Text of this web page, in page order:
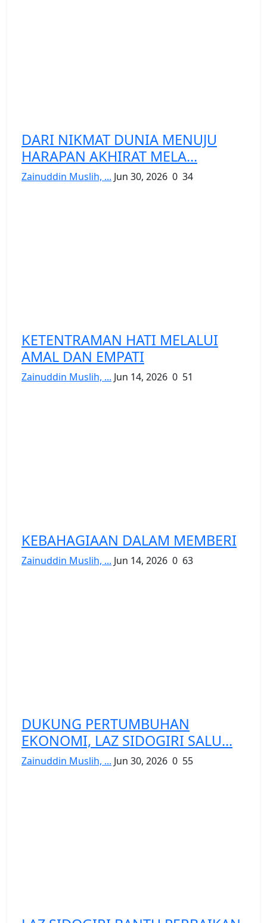
DARI NIKMAT DUNIA MENUJU
HARAPAN AKHIRAT MELA...
Zainuddin Muslih, ... Jun 30, 2026 0 34
KETENTRAMAN HATI MELALUI
AMAL DAN EMPATI
Zainuddin Muslih, ... Jun 14, 2026 0 51
KEBAHAGIAAN DALAM MEMBERI
Zainuddin Muslih, ... Jun 14, 2026 0 63
DUKUNG PERTUMBUHAN
EKONOMI, LAZ SIDOGIRI SALU...
Zainuddin Muslih, ... Jun 30, 2026 0 55